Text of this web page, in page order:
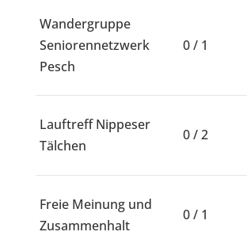
Wandergruppe
Seniorennetzwerk
Pesch
0 / 1
Lauftreff Nippeser
Tälchen
0 / 2
Freie Meinung und
Zusammenhalt
0 / 1